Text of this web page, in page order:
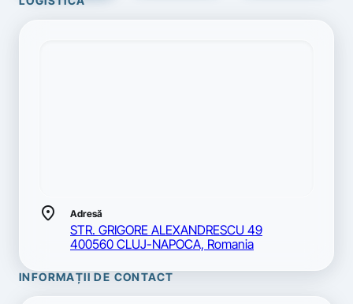
location_on Adresă
STR. GRIGORE ALEXANDRESCU 49
400560 CLUJ-NAPOCA, Romania
INFORMAȚII DE CONTACT